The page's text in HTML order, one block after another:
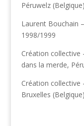
Péruwelz
Laurent Bouchain
1998/1999
Création
dans la merde,
Création collective
Bruxelles